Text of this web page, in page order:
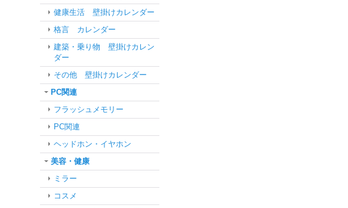
健康生活 壁掛けカレンダー
格言 カレンダー
建築・乗り物 壁掛けカレン
ダー
その他 壁掛けカレンダー
PC関連
フラッシュメモリー
PC関連
ヘッドホン・イヤホン
美容・健康
ミラー
コスメ